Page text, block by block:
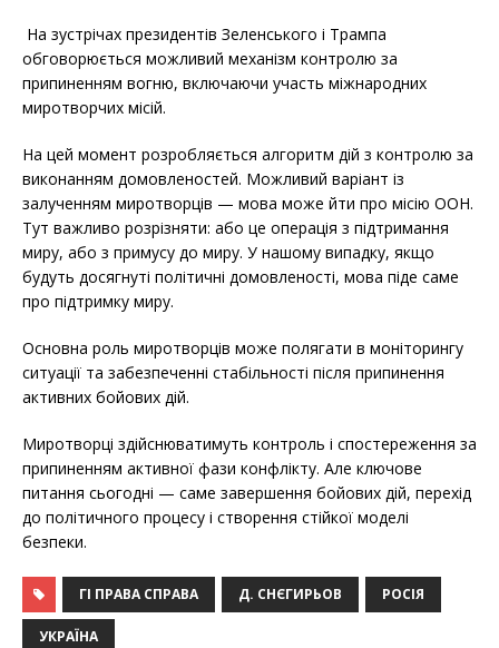
На зустрічах президентів Зеленського і Трампа
обговорюється можливий механізм контролю за
припиненням вогню, включаючи участь міжнародних
миротворчих місій.
На цей момент розробляється алгоритм дій з контролю за
виконанням домовленостей. Можливий варіант із
залученням миротворців — мова може йти про місію ООН.
Тут важливо розрізняти: або це операція з підтримання
миру, або з примусу до миру. У нашому випадку, якщо
будуть досягнуті політичні домовленості, мова піде саме
про підтримку миру.
Основна роль миротворців може полягати в моніторингу
ситуації та забезпеченні стабільності після припинення
активних бойових дій.
Миротворці здійснюватимуть контроль і спостереження за
припиненням активної фази конфлікту. Але ключове
питання сьогодні — саме завершення бойових дій, перехід
до політичного процесу і створення стійкої моделі
безпеки.
ГІ ПРАВА СПРАВА Д. СНЄГИРЬОВ РОСІЯ
УКРАЇНА